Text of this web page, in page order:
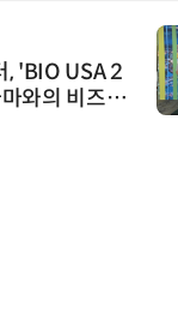
USA 2
비즈니